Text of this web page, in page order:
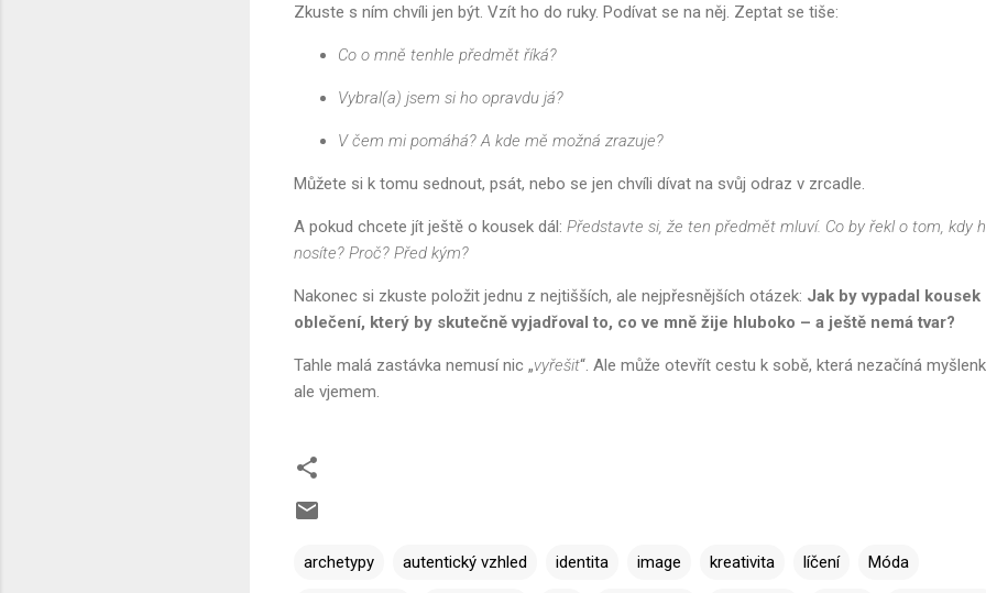
Zkuste s ním chvíli jen být. Vzít ho do ruky. Podívat se na něj. Zeptat se tiše:
Co o mně tenhle předmět říká?
Vybral(a) jsem si ho opravdu já?
V čem mi pomáhá? A kde mě možná zrazuje?
Můžete si k tomu sednout, psát, nebo se jen chvíli dívat na svůj odraz v zrcadle.
A pokud chcete jít ještě o kousek dál: Představte si, že ten předmět mluví. Co by řekl o tom, kdy
nosíte? Proč? Před kým?
Nakonec si zkuste položit jednu z nejtišších, ale nejpřesnějších otázek: Jak by vypadal kousek
oblečení, který by skutečně vyjadřoval to, co ve mně žije hluboko – a ještě nemá tvar?
Tahle malá zastávka nemusí nic „vyřešit“. Ale může otevřít cestu k sobě, která nezačíná
ale vjemem.
archetypy autentický vzhled identita image kreativita líčení Móda